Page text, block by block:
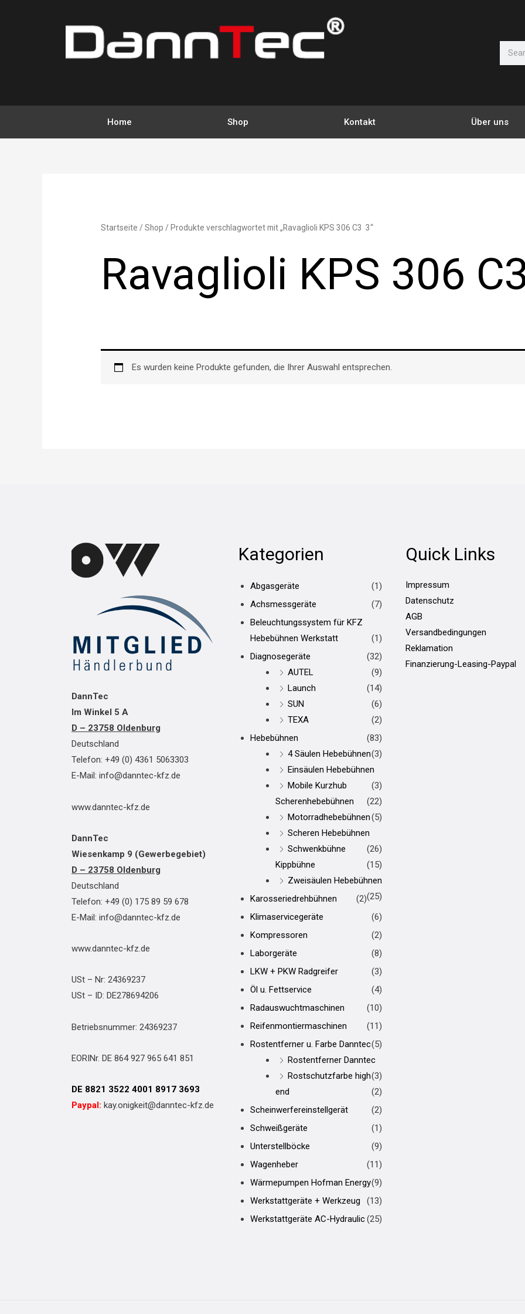
Suche
Home Shop Kontakt Über uns
Startseite /Shop / Produkte verschlagwortet mit „Ravaglioli KPS 306 C3 3“
Ravaglioli KPS 306
Es wurden keine Produkte gefunden, die Ihrer Auswahl entsprechen.
DannTec
Im Winkel 5 A
D – 23758 Oldenburg
Deutschland
Telefon: +49 (0) 4361 5063303
E-Mail: info@danntec-kfz.de
www.danntec-kfz.de
DannTec
Wiesenkamp 9 (Gewerbegebiet)
D – 23758 Oldenburg
Deutschland
Telefon: +49 (0) 175 89 59 678
E-Mail: info@danntec-kfz.de
www.danntec-kfz.de
USt – Nr: 24369237
USt – ID: DE278694206
Betriebsnummer: 24369237
EORINr. DE 864 927 965 641 851
DE 8821 3522 4001 8917 3693
Paypal: kay.onigkeit@danntec-kfz.de
Kategorien
Abgasgeräte
(1)
Achsmessgeräte
(7)
Beleuchtungssystem für KFZ
Hebebühnen Werkstatt
(1)
Diagnosegeräte
(32)
AUTEL
(9)
Launch
(14)
SUN
(6)
TEXA
(2)
Hebebühnen
(83)
4 Säulen Hebebühnen(3)
Einsäulen Hebebühnen
(3)
Mobile Kurzhub
Scherenhebebühnen
(22)
Motorradhebebühnen(5)
Scheren Hebebühnen
(26)
Schwenkbühne
Kippbühne
(15)
Zweisäulen Hebebühnen
(25)
Karosseriedrehbühnen
(2)
Klimaservicegeräte
(6)
Kompressoren
(2)
Laborgeräte
(8)
LKW + PKW Radgreifer
(3)
Öl u. Fettservice
(4)
Radauswuchtmaschinen
(10)
Reifenmontiermaschinen
(11)
Rostentferner u. Farbe Danntec(5)
Rostentferner Danntec
(3)
Rostschutzfarbe high
end
(2)
Scheinwerfereinstellgerät
(2)
Schweißgeräte
(1)
Unterstellböcke
(9)
Wagenheber
(11)
Wärmepumpen Hofman Energy(9)
Werkstattgeräte + Werkzeug
(13)
Werkstattgeräte AC-Hydraulic(25)
Quick Links
Impressum
Datenschutz
AGB
Versandbedingungen
Reklamation
Finanzierung-Leasing-Paypal